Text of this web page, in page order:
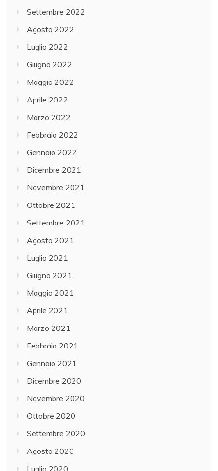
Settembre 2022
Agosto 2022
Luglio 2022
Giugno 2022
Maggio 2022
Aprile 2022
Marzo 2022
Febbraio 2022
Gennaio 2022
Dicembre 2021
Novembre 2021
Ottobre 2021
Settembre 2021
Agosto 2021
Luglio 2021
Giugno 2021
Maggio 2021
Aprile 2021
Marzo 2021
Febbraio 2021
Gennaio 2021
Dicembre 2020
Novembre 2020
Ottobre 2020
Settembre 2020
Agosto 2020
Luglio 2020